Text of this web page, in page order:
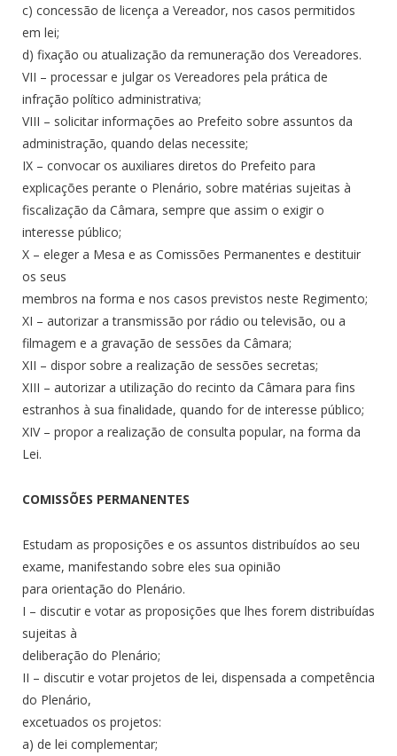
c) concessão de licença a Vereador, nos casos permitidos
em lei;
d) fixação ou atualização da remuneração dos Vereadores.
VII – processar e julgar os Vereadores pela prática de
infração político administrativa;
VIII – solicitar informações ao Prefeito sobre assuntos da
administração, quando delas necessite;
IX – convocar os auxiliares diretos do Prefeito para
explicações perante o Plenário, sobre matérias sujeitas à
fiscalização da Câmara, sempre que assim o exigir o
interesse público;
X – eleger a Mesa e as Comissões Permanentes e destituir
os seus
membros na forma e nos casos previstos neste Regimento;
XI – autorizar a transmissão por rádio ou televisão, ou a
filmagem e a gravação de sessões da Câmara;
XII – dispor sobre a realização de sessões secretas;
XIII – autorizar a utilização do recinto da Câmara para fins
estranhos à sua finalidade, quando for de interesse público;
XIV – propor a realização de consulta popular, na forma da
Lei.
COMISSÕES PERMANENTES
Estudam as proposições e os assuntos distribuídos ao seu
exame, manifestando sobre eles sua opinião
para orientação do Plenário.
I – discutir e votar as proposições que lhes forem distribuídas
sujeitas à
deliberação do Plenário;
II – discutir e votar projetos de lei, dispensada a competência
do Plenário,
excetuados os projetos:
a) de lei complementar;